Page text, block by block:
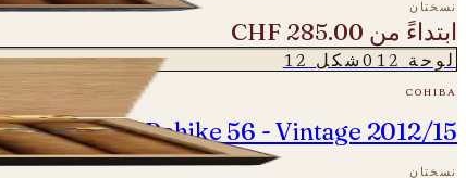
نسختان
ابتداءً من CHF 285.00
لوحة 012 شكل 12
cohiba
Cohiba BHK Behike 56 - Vintage 2012/15
نسختان